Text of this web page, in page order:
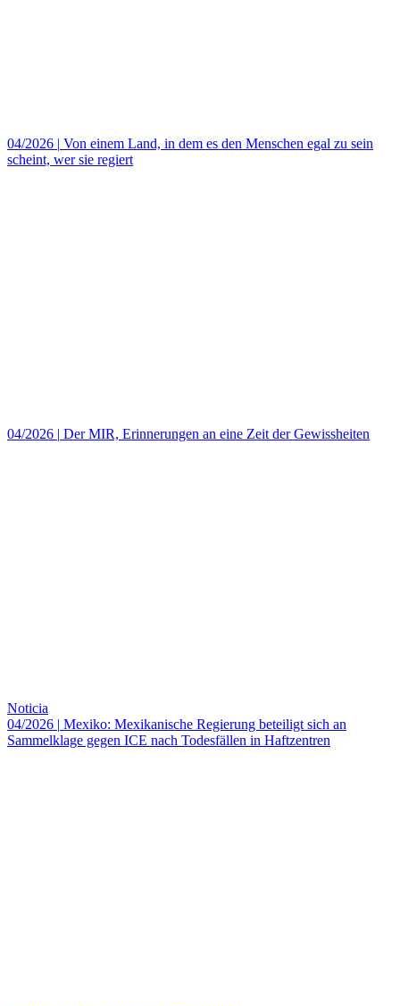
04/2026 | Von einem Land, in dem es den Menschen egal zu sein
scheint, wer sie regiert
04/2026 | Der MIR, Erinnerungen an eine Zeit der Gewissheiten
Noticia
04/2026 | Mexiko: Mexikanische Regierung beteiligt sich an
Sammelklage gegen ICE nach Todesfällen in Haftzentren